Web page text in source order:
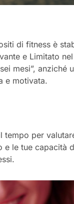
di fitness è
e Limitato
mesi”, anziché
e motivata.
per
le tue capacità